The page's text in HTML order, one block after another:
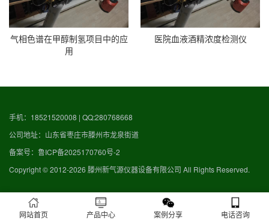
气相色谱在甲醇制氢项目中的应
用
医院血液酒精浓度检测仪
手机：18521520008 | QQ:280768668
公司地址：山东省枣庄市滕州市龙泉街道
备案号： 鲁ICP备2025170760号-2
Copyright © 2012-2026 滕州新气源仪器设备有限公司 All Rights Reserved.
网站首页 产品中心 案例分享 电话咨询